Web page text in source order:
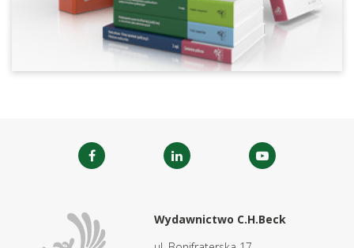
Wydawnictwo C.H.Beck